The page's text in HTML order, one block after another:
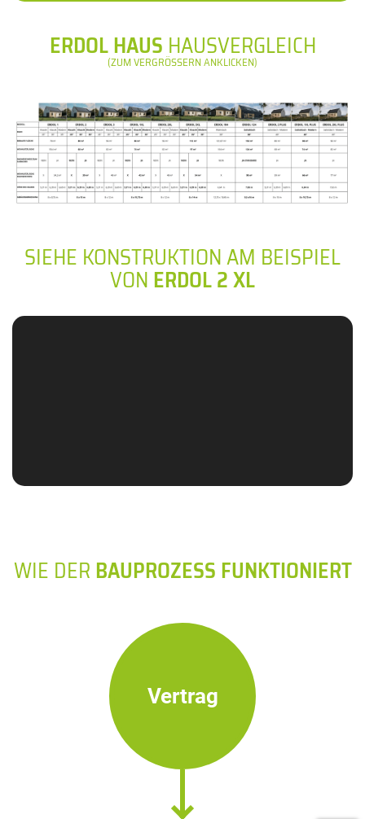
ERDOL HAUS HAUSVERGLEICH
(ZUM VERGRÖSSERN ANKLICKEN)
SIEHE KONSTRUKTION AM BEISPIEL
VONERDOL 2 XL
WIE DERBAUPROZESS FUNKTIONIERT
Vertrag